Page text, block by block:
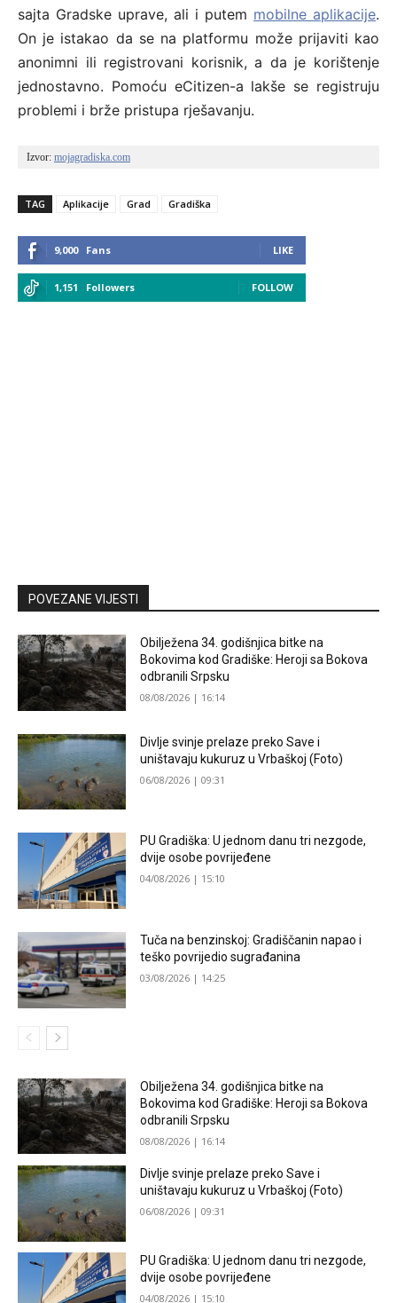
sajta Gradske uprave, ali i putem mobilne aplikacije.
On je istakao da se na platformu može prijaviti kao
anonimni ili registrovani korisnik, a da je korištenje
jednostavno. Pomoću eCitizen-a lakše se registruju
problemi i brže pristupa rješavanju.
Izvor: mojagradiska.com
TAG Aplikacije Grad Gradiška
9,000 Fans LIKE
1,151 Followers FOLLOW
POVEZANE VIJESTI
Obilježena 34. godišnjica bitke na
Bokovima kod Gradiške: Heroji sa Bokova
odbranili Srpsku
08/08/2026 | 16:14
Divlje svinje prelaze preko Save i
uništavaju kukuruz u Vrbaškoj (Foto)
06/08/2026 | 09:31
PU Gradiška: U jednom danu tri nezgode,
dvije osobe povrijeđene
04/08/2026 | 15:10
Tuča na benzinskoj: Gradiščanin napao i
teško povrijedio sugrađanina
03/08/2026 | 14:25
Obilježena 34. godišnjica bitke na
Bokovima kod Gradiške: Heroji sa Bokova
odbranili Srpsku
08/08/2026 | 16:14
Divlje svinje prelaze preko Save i
uništavaju kukuruz u Vrbaškoj (Foto)
06/08/2026 | 09:31
PU Gradiška: U jednom danu tri nezgode,
dvije osobe povrijeđene
04/08/2026 | 15:10